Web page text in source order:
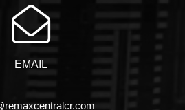
EMAIL